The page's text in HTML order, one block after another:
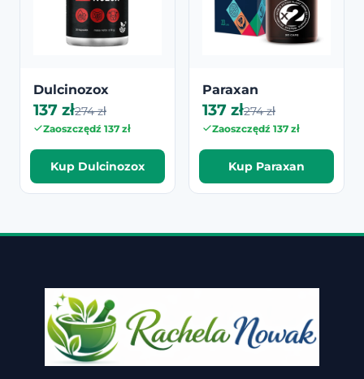
Dulcinozox
137 zł274 zł
Zaoszczędź 137 zł
Kup Dulcinozox
Paraxan
137 zł274 zł
Zaoszczędź 137 zł
Kup Paraxan